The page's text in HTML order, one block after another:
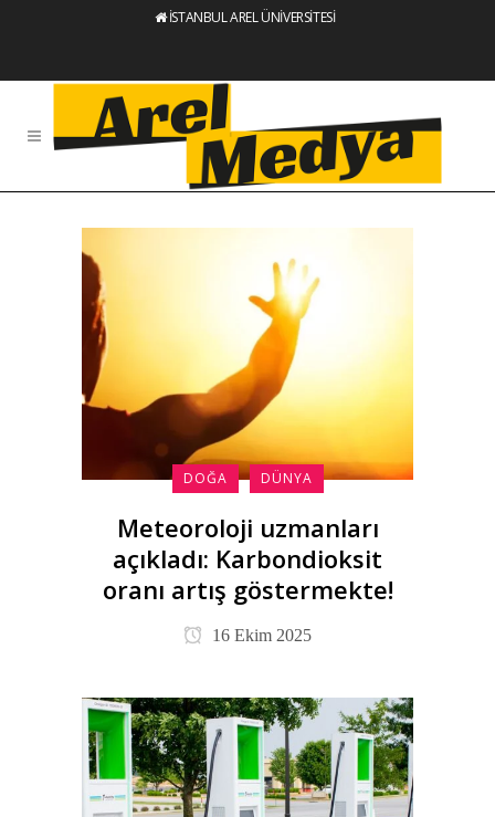
İSTANBUL AREL ÜNİVERSİTESİ
DOĞA DÜNYA
Meteoroloji uzmanları
açıkladı: Karbondioksit
oranı artış göstermekte!
16 Ekim 2025